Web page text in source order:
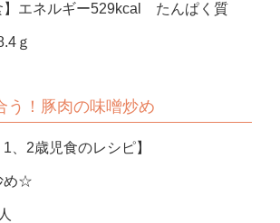
】エネルギー529kcal たんぱく質
ｇ
！豚肉の味噌炒め
1、2歳児食のレシピ】
め☆